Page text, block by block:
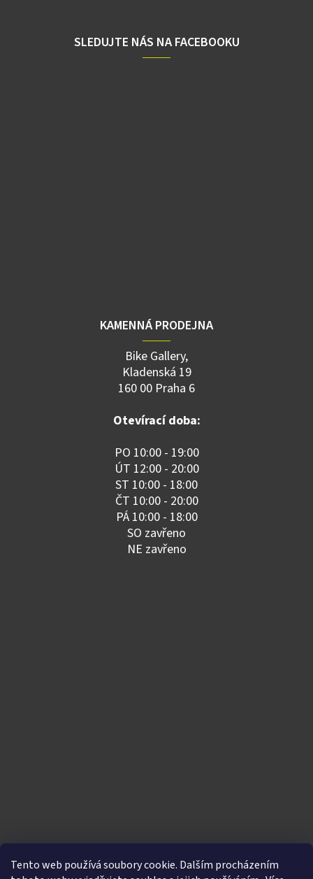
Tento web používá soubory cookie. Dalším procházením
SLEDUJTE NÁS NA FACEBOOKU
KAMENNÁ PRODEJNA
Bike Gallery,
Kladenská 19
160 00 Praha 6
Otevírací doba:
PO 10:00 - 19:00
ÚT 12:00 - 20:00
ST 10:00 - 18:00
ČT 10:00 - 20:00
PÁ 10:00 - 18:00
SO zavřeno
NE zavřeno